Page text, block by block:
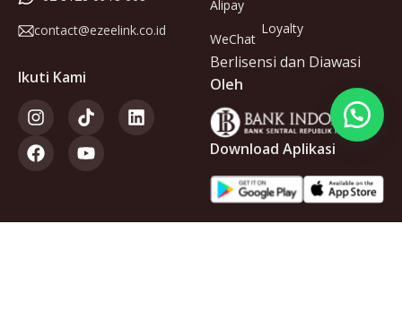
contact@ezeelink.co.id
Ikuti Kami
Alipay
WeChat
Loyalty
Berlisensi dan Diawasi
Oleh
Download Aplikasi